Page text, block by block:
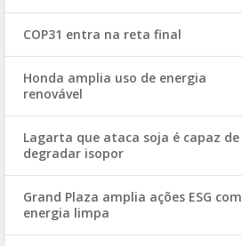
COP31 entra na reta final
Honda amplia uso de energia
renovável
Lagarta que ataca soja é capaz de
degradar isopor
Grand Plaza amplia ações ESG com
energia limpa